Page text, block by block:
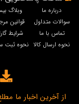
درباره ما
سوالات متداول
تماس با ما
نحوه ارسال کالا
وبلاگ
قوانین
شرایط
نحوه ثبت
از آخرین اخبار ما